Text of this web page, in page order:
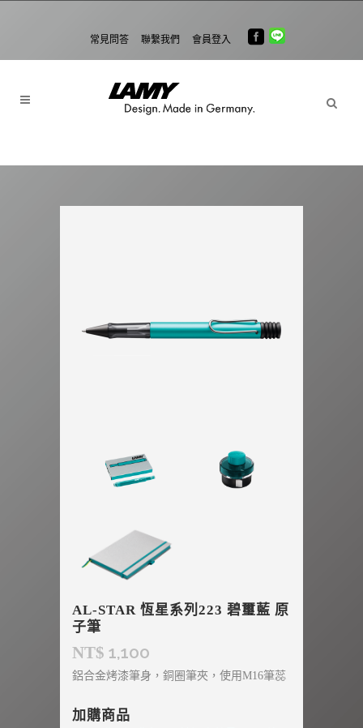
常見問答 聯繫我們 會員登入
AL-STAR 恆星系列223 碧璽藍 原
子筆
NT$ 1,100
鋁合金烤漆筆身，銅圈筆夾，使用M16筆蕊
加購商品